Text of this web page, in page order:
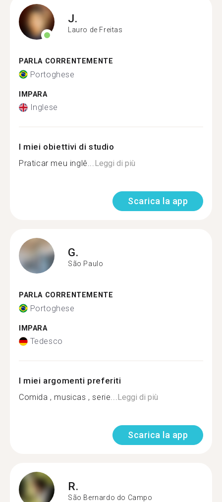
J.
Lauro de Freitas
PARLA CORRENTEMENTE
Portoghese
IMPARA
Inglese
I miei obiettivi di studio
Praticar meu inglê...Leggi di più
Scarica la app
G.
São Paulo
PARLA CORRENTEMENTE
Portoghese
IMPARA
Tedesco
I miei argomenti preferiti
Comida , musicas , serie...Leggi di più
Scarica la app
R.
São Bernardo do Campo